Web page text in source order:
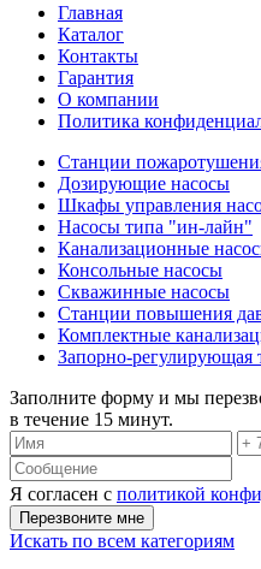
Главная
Каталог
Контакты
Гарантия
О компании
Политика
Станции
Дозирующие насосы
Шкафы управления
Насосы типа "ин-лайн"
Канализационные
Консольные насосы
Скважинные насосы
Станции повышения
Комплектные
Запорно-регулирующая
Заполните форму и мы
в течение 15 минут.
Я согласен с политикой
Искать по всем категориям